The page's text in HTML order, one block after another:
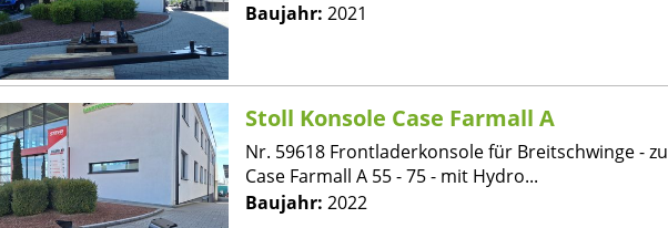
Baujahr: 2021
Stoll Konsole Case Farmall A
Nr. 59618 Frontladerkonsole für Breitschwinge - zu
Case Farmall A 55 - 75 - mit Hydro...
Baujahr: 2022